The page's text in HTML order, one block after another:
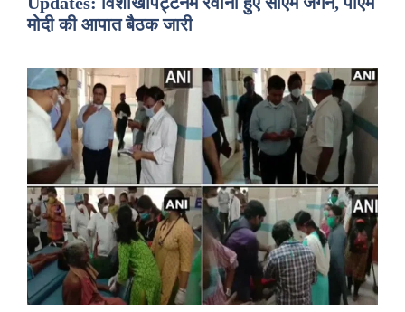
मोदी की आपात बैठक जारी